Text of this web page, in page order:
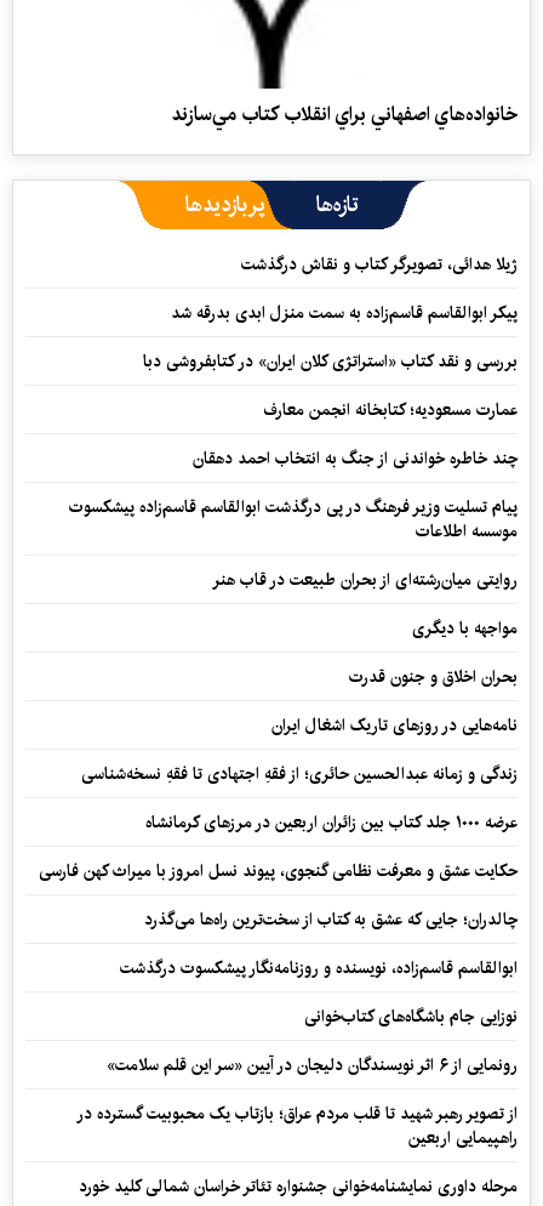
خانواده‌هاي اصفهاني براي انقلاب كتاب مي‌سازند
تازه‌ها پربازدیدها
ژیلا هدائی، تصویرگر کتاب و نقاش درگذشت
پیکر ابوالقاسم قاسم‌زاده به سمت منزل ابدی بدرقه شد
بررسی و نقد کتاب «استراتژی کلان ایران» در کتابفروشی دبا
عمارت مسعودیه؛ کتابخانه انجمن معارف
چند خاطره خواندنی از جنگ به انتخاب احمد دهقان
پیام تسلیت وزیر فرهنگ در پی درگذشت ابوالقاسم قاسم‌زاده پیشکسوت
موسسه اطلاعات
روایتی میان‌رشته‌ای از بحران طبیعت در قاب هنر
مواجهه با دیگری
بحران اخلاق و جنون قدرت
نامه‌هایی در روزهای تاریک اشغال ایران
زندگی و زمانه عبدالحسین حائری؛ از فقهِ اجتهادی تا فقهِ نسخه‌شناسی
عرضه ۱۰۰۰ جلد کتاب بین زائران اربعین در مرزهای کرمانشاه
حکایت عشق و معرفت نظامی گنجوی، پیوند نسل امروز با میراث کهن فارسی
چالدران؛ جایی که عشق به کتاب از سخت‌ترین راه‌ها می‌گذرد
ابوالقاسم قاسم‌زاده، نویسنده و روزنامه‌نگار پیشکسوت درگذشت
نوزایی جام باشگاه‌های کتاب‌خوانی
رونمایی از ۶ اثر نویسندگان دلیجان در آیین «سر این قلم سلامت»
از تصویر رهبر شهید تا قلب مردم عراق؛ بازتاب یک محبوبیت گسترده در
راهپیمایی اربعین
مرحله داوری نمایشنامه‌خوانی جشنواره تئاتر خراسان شمالی کلید خورد